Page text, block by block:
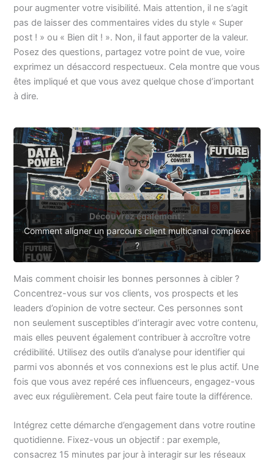
pour augmenter votre visibilité. Mais attention, il ne s’agit
pas de laisser des commentaires vides du style « Super
post ! » ou « Bien dit ! ». Non, il faut apporter de la valeur.
Posez des questions, partagez votre point de vue, voire
exprimez un désaccord respectueux. Cela montre que vous
êtes impliqué et que vous avez quelque chose d’important
à dire.
Découvrez également :
Comment aligner un parcours client multicanal complexe
?
Mais comment choisir les bonnes personnes à cibler ?
Concentrez-vous sur vos clients, vos prospects et les
leaders d’opinion de votre secteur. Ces personnes sont
non seulement susceptibles d’interagir avec votre contenu,
mais elles peuvent également contribuer à accroître votre
crédibilité. Utilisez des outils d’analyse pour identifier qui
parmi vos abonnés et vos connexions est le plus actif. Une
fois que vous avez repéré ces influenceurs, engagez-vous
avec eux régulièrement. Cela peut faire toute la différence.
Intégrez cette démarche d’engagement dans votre routine
quotidienne. Fixez-vous un objectif : par exemple,
consacrez 15 minutes par jour à interagir sur les réseaux